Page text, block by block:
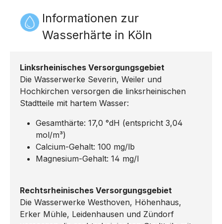
Informationen zur
Wasserhärte in Köln
Linksrheinisches Versorgungsgebiet
Die Wasserwerke Severin, Weiler und
Hochkirchen versorgen die linksrheinischen
Stadtteile mit hartem Wasser:
Gesamthärte: 17,0 °dH (entspricht 3,04
mol/m³)
Calcium-Gehalt: 100 mg/lb
Magnesium-Gehalt: 14 mg/l
Rechtsrheinisches Versorgungsgebiet
Die Wasserwerke Westhoven, Höhenhaus,
Erker Mühle, Leidenhausen und Zündorf